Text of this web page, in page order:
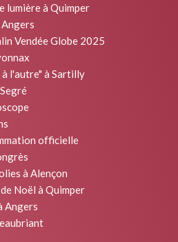
lumière à Quimper
Vendée Globe 2025
l'autre" à Sartilly
officielle
à Alençon
Noël à Quimper
Angers